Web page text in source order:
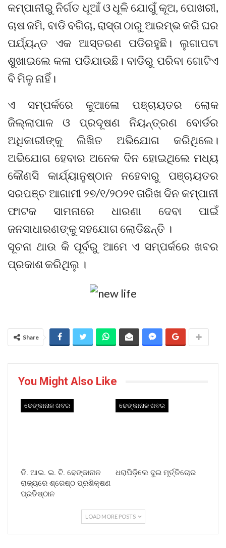
କମ୍ପାନୀରୁ ନିର୍ଗତ ଧୂଆଁ ଓ ଧୂଳି ଯୋଗୁଁ କୂଅ, ପୋଖରୀ,
ଚାଷ ଜମି, ବାଡି ବଗିଚା, ରାସ୍ତା ଠାରୁ ଆରମ୍ଭ କରି ଘର
ପର୍ଯ୍ୟନ୍ତ ଏକ ଆସ୍ତରଣ ପଡିରହୁଛି। ଲୁଗାପଟା
ଶୁଖାଇଲେ କଳା ପଡିଯାଉଛି। ବାଡିରୁ ପରିବା ଗୋଟିଏ
ବି ମିଳୁ ନାହିଁ।
ଏ ସମ୍ପର୍କରେ କୁଆଳୋ ପଞ୍ଚାୟତର ଲୋକ
ଜିଲ୍ଲାପାଳ ଓ ପ୍ରଦୂଷଣ ନିୟନ୍ତ୍ରଣ ବୋର୍ଡର
ଅଧିକାରୀଙ୍କୁ ଲିଖିତ ଅଭିଯୋଗ କରିଥିଲେ।
ଅଭିଯୋଗ ହେବାର ଅନେକ ଦିନ ହୋଇଥିଲେ ମଧ୍ୟ
କୌଣସି କାର୍ଯ୍ୟାନୁଷ୍ଠାନ ନହେବାରୁ ପଞ୍ଚାୟତର
ସରପଞ୍ଚ ଆଗାମୀ ୨୭/୧/୨୦୨୧ ତାରିଖ ଦିନ କମ୍ପାନୀ
ଫାଟକ ସାମନାରେ ଧାରଣା ଦେବା ପାଇଁ
ଜନସାଧାରଣଙ୍କୁ ସହଯୋଗ ଲୋଡିଛନ୍ତି ।
ସୂଚନା ଥାଉ କି ପୂର୍ବରୁ ଆମେ ଏ ସମ୍ପର୍କରେ ଖବର
ପ୍ରକାଶ କରିଥିଲୁ ।
Share
You Might Also Like
ଢେଙ୍କାନାଳ ଖବର
ଡି. ଆଇ. ଇ. ଟି. ଢେଙ୍କାନାଳ
ରାଜ୍ୟରେ ଶ୍ରେଷ୍ଠ ପ୍ରଶିକ୍ଷଣ
ପ୍ରତିଷ୍ଠାନ
ଢେଙ୍କାନାଳ ଖବର
ଧରାପିଡ଼ିଲେ ଦୁଇ ମୂର୍ତ୍ତିଚୋର
LOAD MORE POSTS